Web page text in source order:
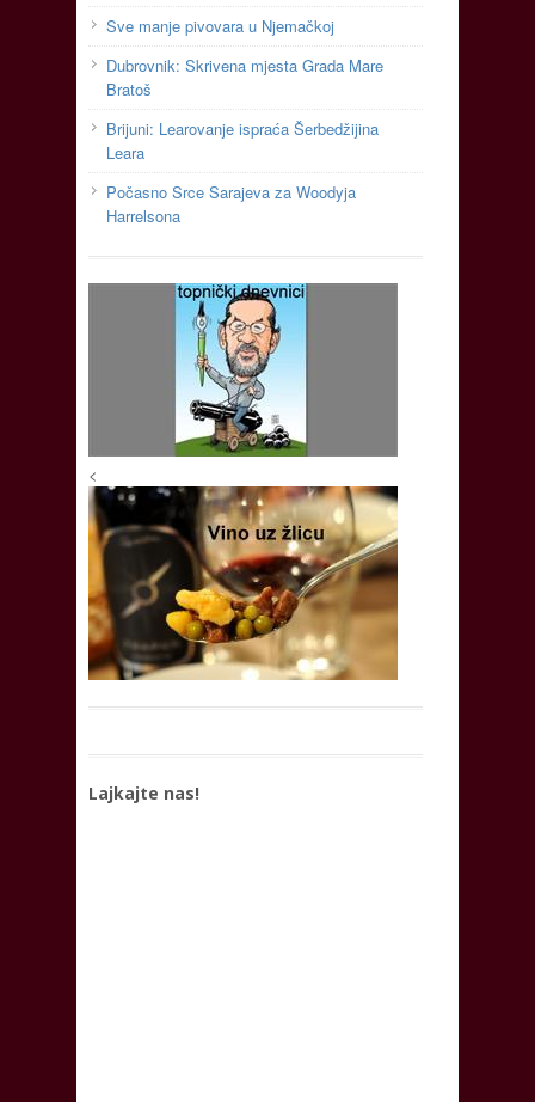
Sve manje pivovara u Njemačkoj
Dubrovnik: Skrivena mjesta Grada Mare
Bratoš
Brijuni: Learovanje ispraća Šerbedžijina
Leara
Počasno Srce Sarajeva za Woodyja
Harrelsona
<
Lajkajte nas!